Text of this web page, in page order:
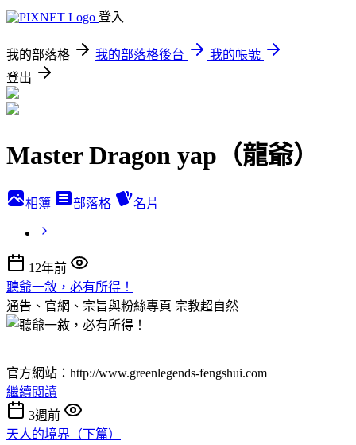
登入
我的部落格 我的部落格後台
我的帳號
登出
Master Dragon yap（龍爺）
相簿 部落格 名片
12年前
聽爺一敘，必有所得！
通告、官網、宗旨與粉絲專頁 宗教超自然
官方網站：http://www.greenlegends-fengshui.com
繼續閱讀
3週前
天人的境界（下篇）